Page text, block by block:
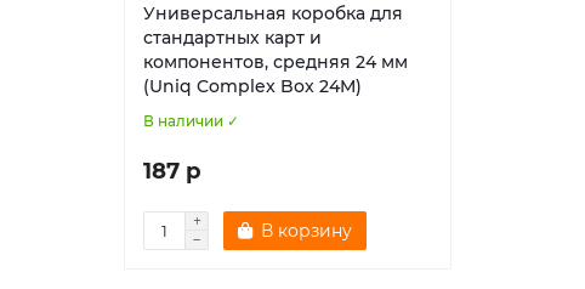
Универсальная коробка для
стандартных карт и
компонентов, средняя 24 мм
(Uniq Complex Box 24M)
В наличии ✓
187 р
В корзину